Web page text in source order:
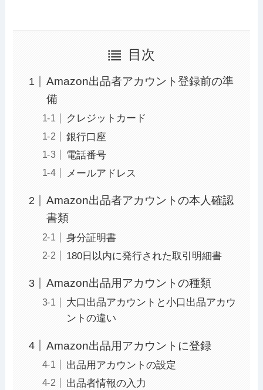
目次
Amazon出品者アカウント登録前の準
備
クレジットカード
銀行口座
電話番号
メールアドレス
Amazon出品者アカウントの本人確認
書類
身分証明書
180日以内に発行された取引明細書
Amazon出品用アカウントの種類
大口出品アカウントと小口出品アカウ
ントの違い
Amazon出品用アカウントに登録
出品用アカウントの設定
出品者情報の入力